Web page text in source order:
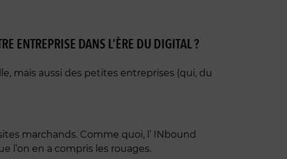
ENTREPRISE DANS L’ÈRE DU DIGITAL ?
mais aussi des petites entreprises (qui, du
marchands. Comme quoi, l’ INbound
l’on en a compris les rouages.